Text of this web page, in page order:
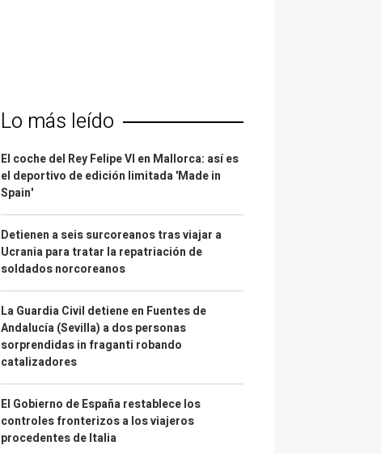
Lo más leído
El coche del Rey Felipe VI en Mallorca: así es
el deportivo de edición limitada 'Made in
Spain'
Detienen a seis surcoreanos tras viajar a
Ucrania para tratar la repatriación de
soldados norcoreanos
La Guardia Civil detiene en Fuentes de
Andalucía (Sevilla) a dos personas
sorprendidas in fraganti robando
catalizadores
El Gobierno de España restablece los
controles fronterizos a los viajeros
procedentes de Italia